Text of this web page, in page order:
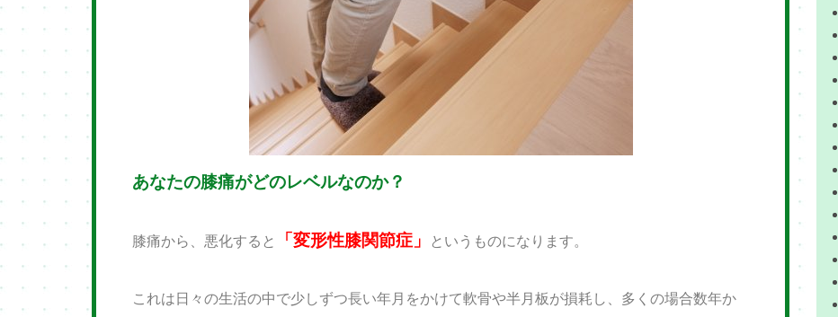
あなたの膝痛がどのレベルなのか？
膝痛から、悪化すると 「変形性膝関節症」 というものになります。
これは日々の生活の中で少しずつ長い年月をかけて軟骨や半月板が損耗し、多くの場合数年か